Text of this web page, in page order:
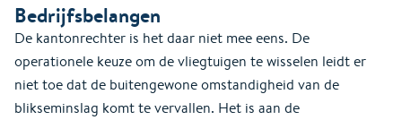
Bedrijfsbelangen
De kantonrechter is het daar niet mee eens. De
operationele keuze om de vliegtuigen te wisselen leidt er
niet toe dat de buitengewone omstandigheid van de
blikseminslag komt te vervallen. Het is aan de